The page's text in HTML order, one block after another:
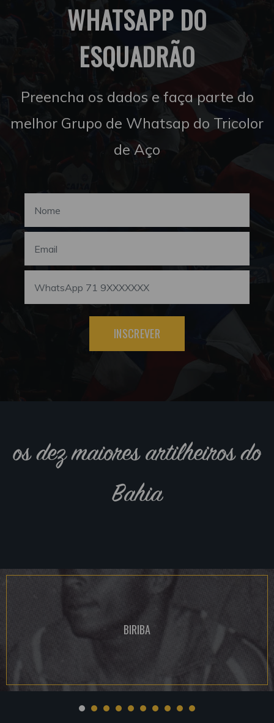
WHATSAPP DO
ESQUADRÃO
Preencha os dados e faça parte do
melhor Grupo de Whatsap do Tricolor
de Aço
INSCREVER
os dez maiores artilheiros do
Bahia
BIRIBA